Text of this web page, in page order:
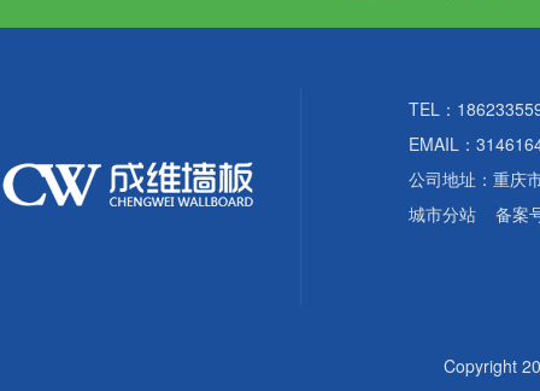
TEL：
EMAIL：
公司地址：重庆
城市分站 备案
Copyright